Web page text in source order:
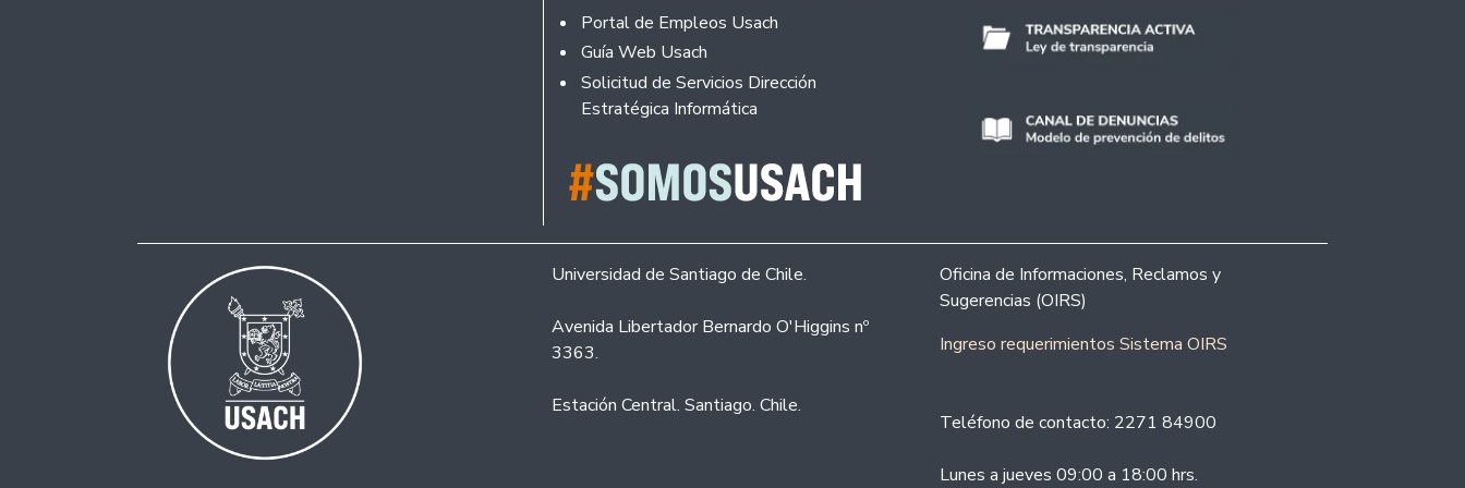
Portal de Empleos Usach
Guía Web Usach
Solicitud de Servicios Dirección
Estratégica Informática
Universidad de Santiago de Chile.
Avenida Libertador Bernardo O'Higgins nº
3363.
Estación Central. Santiago. Chile.
Oficina de Informaciones, Reclamos y
Sugerencias (OIRS)
Ingreso requerimientos Sistema OIRS
Teléfono de contacto: 2271 84900
Lunes a jueves 09:00 a 18:00 hrs.